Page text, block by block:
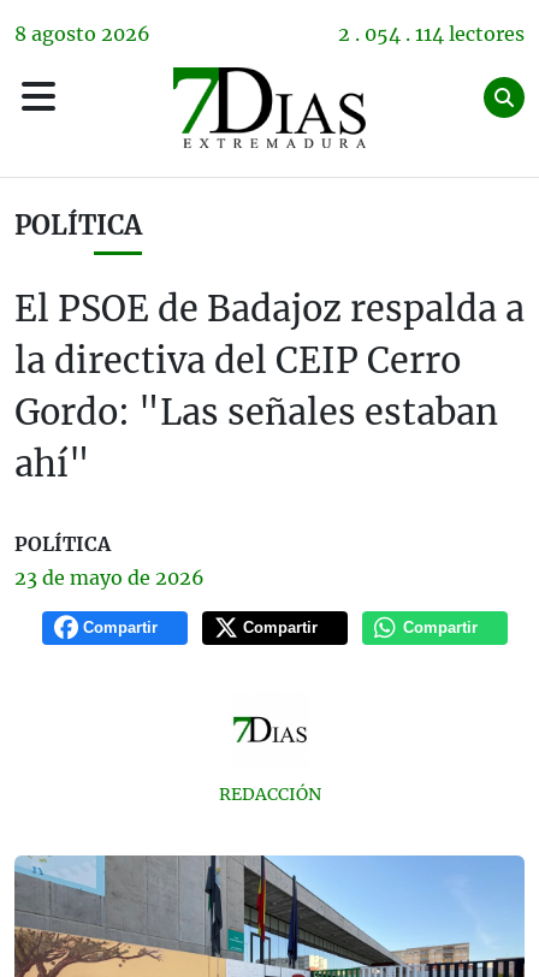
8 agosto 2026 2 . 054 . 114 lectores
POLÍTICA
El PSOE de Badajoz respalda a
la directiva del CEIP Cerro
Gordo: "Las señales estaban
ahí"
POLÍTICA
23 de mayo de 2026
Compartir Compartir Compartir
REDACCIÓN